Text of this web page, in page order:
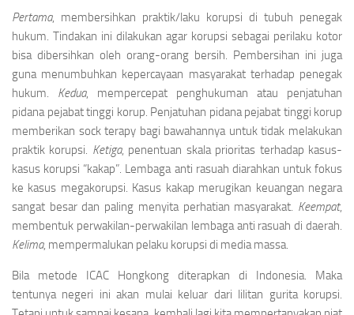
Pertama, membersihkan praktik/laku korupsi di tubuh penegak
hukum. Tindakan ini dilakukan agar korupsi sebagai perilaku kotor
bisa dibersihkan oleh orang-orang bersih. Pembersihan ini juga
guna menumbuhkan kepercayaan masyarakat terhadap penegak
hukum. Kedua, mempercepat penghukuman atau penjatuhan
pidana pejabat tinggi korup. Penjatuhan pidana pejabat tinggi korup
memberikan sock terapy bagi bawahannya untuk tidak melakukan
praktik korupsi. Ketiga, penentuan skala prioritas terhadap kasus-
kasus korupsi “kakap”. Lembaga anti rasuah diarahkan untuk fokus
ke kasus megakorupsi. Kasus kakap merugikan keuangan negara
sangat besar dan paling menyita perhatian masyarakat. Keempat,
membentuk perwakilan-perwakilan lembaga anti rasuah di daerah.
Kelima, mempermalukan pelaku korupsi di media massa.
Bila metode ICAC Hongkong diterapkan di Indonesia. Maka
tentunya negeri ini akan mulai keluar dari lilitan gurita korupsi.